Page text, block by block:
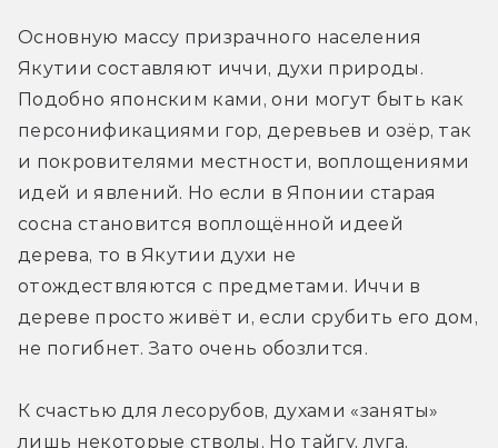
Основную массу призрачного населения
Якутии составляют иччи, духи природы.
Подобно японским ками, они могут быть как
персонификациями гор, деревьев и озёр, так
и покровителями местности, воплощениями
идей и явлений. Но если в Японии старая
сосна становится воплощённой идеей
дерева, то в Якутии духи не
отождествляются с предметами. Иччи в
дереве просто живёт и, если срубить его дом,
не погибнет. Зато очень обозлится.
К счастью для лесорубов, духами «заняты»
лишь некоторые стволы. Но тайгу, луга,